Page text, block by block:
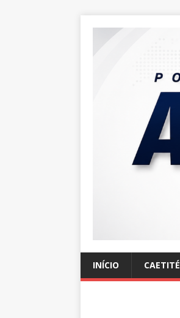
INÍCIO CAETITÉ